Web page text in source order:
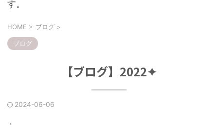
す。
HOME > ブログ >
ブログ
【ブログ】2022✦
2024-06-06
・